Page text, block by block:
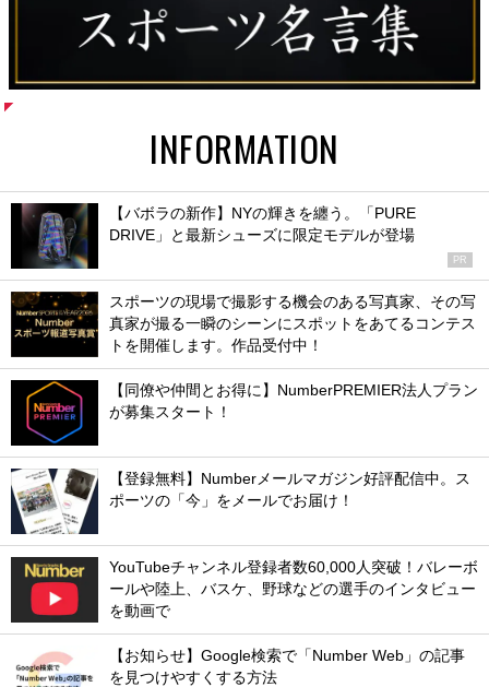
INFORMATION
【バボラの新作】NYの輝きを纏う。「PURE
DRIVE」と最新シューズに限定モデルが登場
PR
スポーツの現場で撮影する機会のある写真家、その写
真家が撮る一瞬のシーンにスポットをあてるコンテス
トを開催します。作品受付中！
【同僚や仲間とお得に】NumberPREMIER法人プラン
が募集スタート！
【登録無料】Numberメールマガジン好評配信中。ス
ポーツの「今」をメールでお届け！
YouTubeチャンネル登録者数60,000人突破！バレーボ
ールや陸上、バスケ、野球などの選手のインタビュー
を動画で
【お知らせ】Google検索で「Number Web」の記事
を見つけやすくする方法